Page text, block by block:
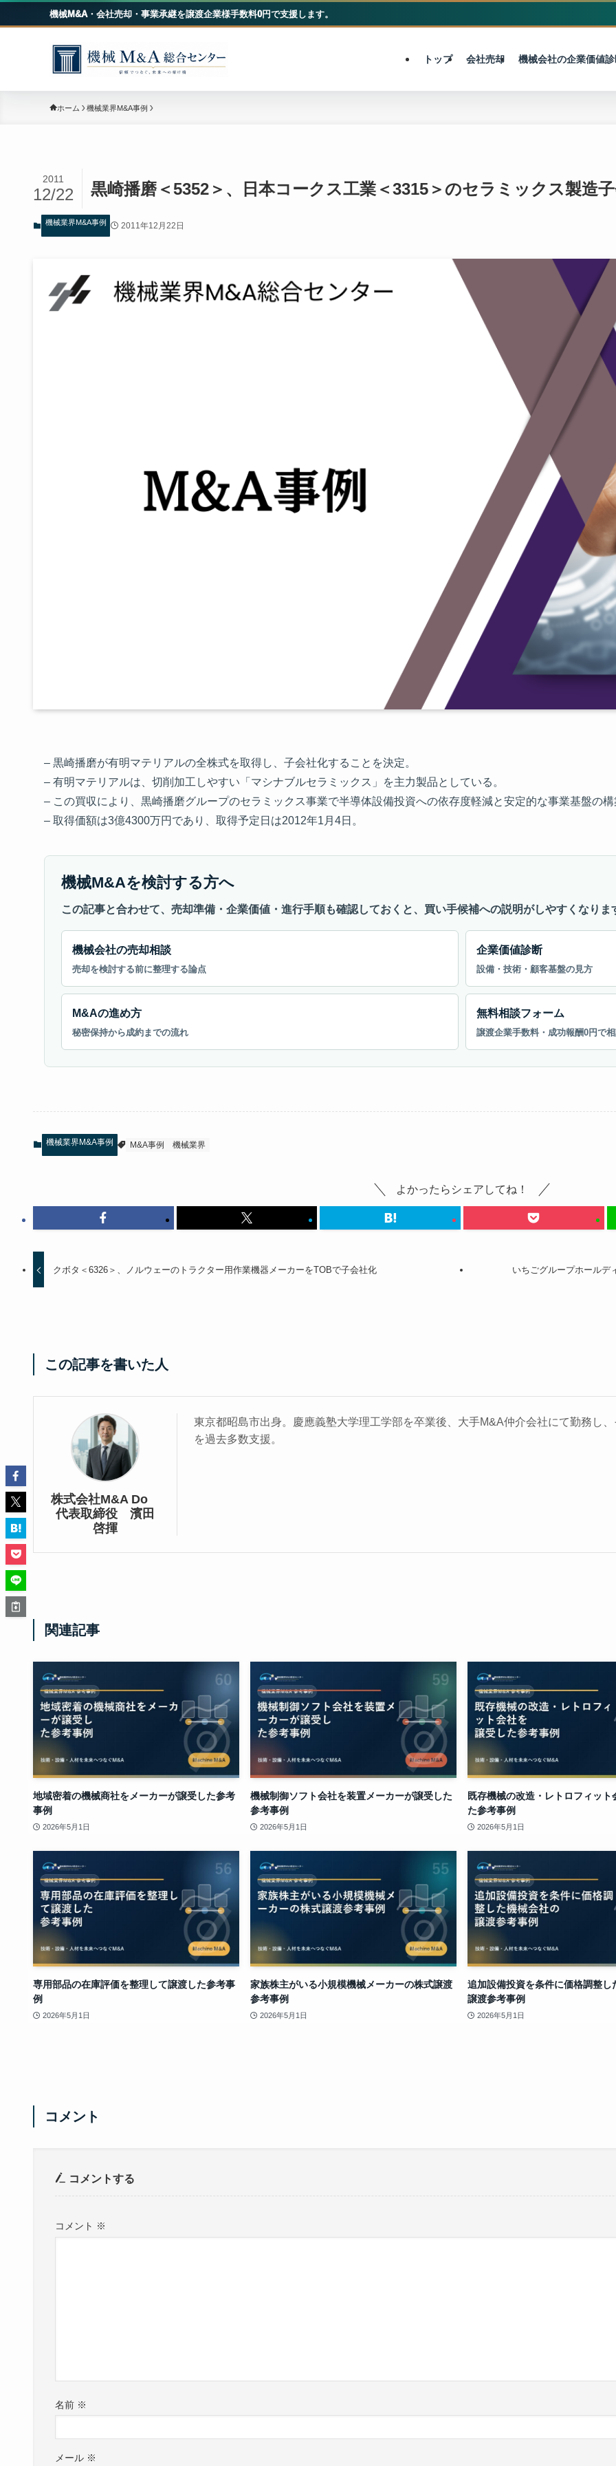
機械M&A・会社売却・事業承継を譲渡企業様手数料0円で支援します。
トップ 会社売却 機械会社の企業価値
ホーム 機械業界M&A事例
黒崎播磨＜5352＞、日本コークス工業＜3315＞のセラミックス製造
2011
12/22
機械業界M&A事例 2011年12月22日
– 黒崎播磨が有明マテリアルの全株式を取得し、子会社化することを決定。
– 有明マテリアルは、切削加工しやすい「マシナブルセラミックス」を主力製品としている。
– この買収により、黒崎播磨グループのセラミックス事業で半導体設備投資への依存度軽減と安定的な事業基盤の
– 取得価額は3億4300万円であり、取得予定日は2012年1月4日。
機械M&Aを検討する方へ
この記事と合わせて、売却準備・企業価値・進行手順も確認しておくと、買い手候補への説明がしやすくなりま
機械会社の売却相談
売却を検討する前に整理する論点
企業価値診断
設備・技術・顧客基盤の見方
M&Aの進め方
秘密保持から成約までの流れ
無料相談フォーム
譲渡企業手数料・成功報酬0円で
機械業界M&A事例 M&A事例 機械業界
よかったらシェアしてね！
クボタ＜6326＞、ノルウェーのトラクター用作業機器メーカーをTOBで子会社化 いちごグループホールデ
この記事を書いた人
株式会社M&A Do
代表取締役 濱田
啓揮
東京都昭島市出身。慶應義塾大学理工学部を卒業後、大手M&A仲介会社にて勤務し
を過去多数支援。
関連記事
地域密着の機械商社をメーカーが譲受した参考
事例
2026年5月1日
機械制御ソフト会社を装置メーカーが譲受した
参考事例
2026年5月1日
既存機械の改造・レトロフィット
た参考事例
2026年5月1日
専用部品の在庫評価を整理して譲渡した参考事
例
2026年5月1日
家族株主がいる小規模機械メーカーの株式譲渡
参考事例
2026年5月1日
追加設備投資を条件に価格調整し
譲渡参考事例
2026年5月1日
コメント
コメントする
コメント ※
名前 ※
メール ※